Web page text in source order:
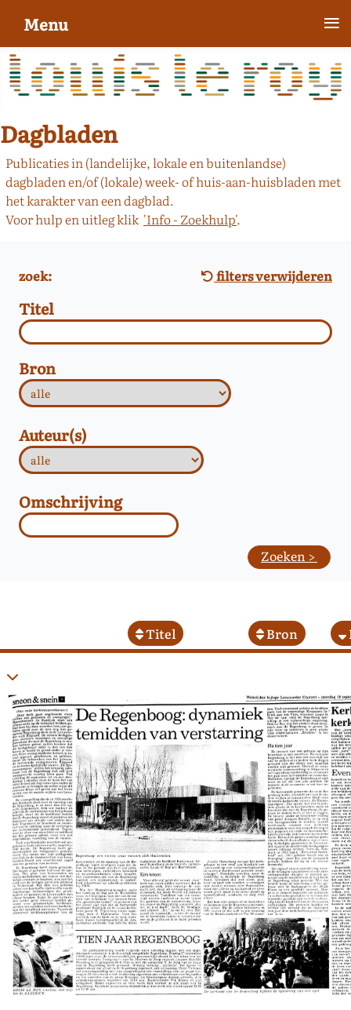
Dagbladen
Publicaties in (landelijke, lokale en buitenlandse)
dagbladen en/of (lokale) week- of huis-aan-huisbladen met
het karakter van een dagblad.
Voor hulp en uitleg klik 'Info - Zoekhulp'.
zoek: filters verwijderen
Titel
Bron
Auteur(s)
Omschrijving
Titel Bron
Menu ≡